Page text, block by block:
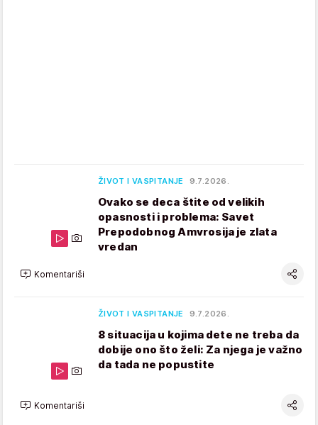
ŽIVOT I VASPITANJE 9.7.2026.
Ovako se deca štite od velikih
opasnosti i problema: Savet
Prepodobnog Amvrosija je zlata
vredan
Komentariši
ŽIVOT I VASPITANJE 9.7.2026.
8 situacija u kojima dete ne treba da
dobije ono što želi: Za njega je važno
da tada ne popustite
Komentariši